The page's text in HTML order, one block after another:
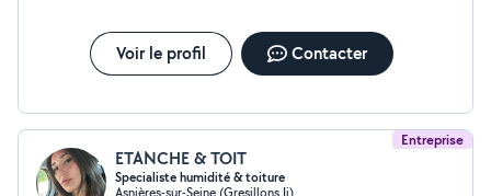
Voir le profil Contacter
Entreprise
ETANCHE & TOIT
Specialiste humidité & toiture
Asnières-sur-Seine (Gresillons Ii)